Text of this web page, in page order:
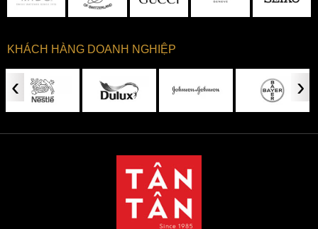
chỉnh giờ của Movado 0607114 mang chất liệu và màu sắc
cho việc điều chỉnh thời gian.
KHÁCH HÀNG DOANH NGHIỆP
‹ ›